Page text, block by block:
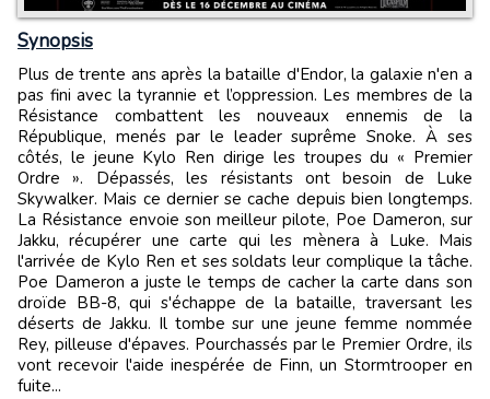
Synopsis
Plus de trente ans après la bataille d'Endor, la galaxie n'en a
pas fini avec la tyrannie et l’oppression. Les membres de la
Résistance combattent les nouveaux ennemis de la
République, menés par le leader suprême Snoke. À ses
côtés, le jeune Kylo Ren dirige les troupes du « Premier
Ordre ». Dépassés, les résistants ont besoin de Luke
Skywalker. Mais ce dernier se cache depuis bien longtemps.
La Résistance envoie son meilleur pilote, Poe Dameron, sur
Jakku, récupérer une carte qui les mènera à Luke. Mais
l'arrivée de Kylo Ren et ses soldats leur complique la tâche.
Poe Dameron a juste le temps de cacher la carte dans son
droïde BB-8, qui s'échappe de la bataille, traversant les
déserts de Jakku. Il tombe sur une jeune femme nommée
Rey, pilleuse d'épaves. Pourchassés par le Premier Ordre, ils
vont recevoir l'aide inespérée de Finn, un Stormtrooper en
fuite...